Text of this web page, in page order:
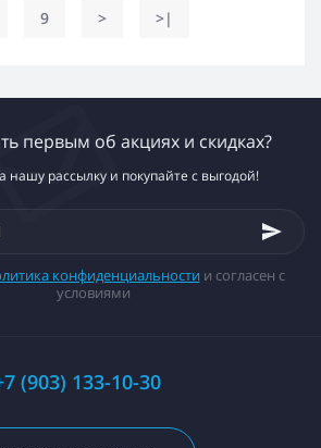
9 > >|
первым об акциях и скидках?
рассылку и покупайте с выгодой!
конфиденциальности и согласен с
условиями
(903) 133-10-30